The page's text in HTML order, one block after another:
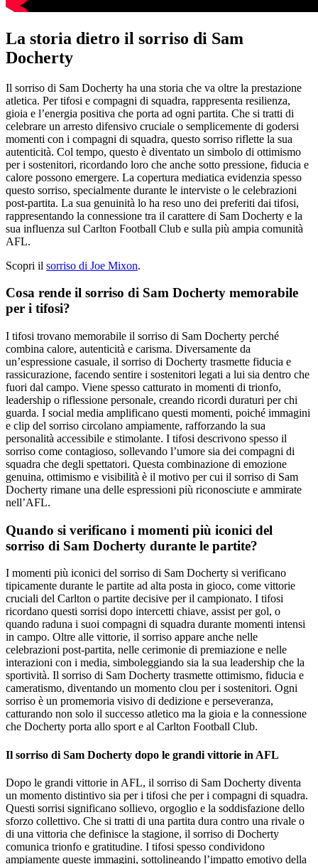
La storia dietro il sorriso di Sam
Docherty
Il sorriso di Sam Docherty ha una storia che va oltre la prestazione
atletica. Per tifosi e compagni di squadra, rappresenta resilienza,
gioia e l’energia positiva che porta ad ogni partita. Che si tratti di
celebrare un arresto difensivo cruciale o semplicemente di godersi
momenti con i compagni di squadra, questo sorriso riflette la sua
autenticità. Col tempo, questo è diventato un simbolo di ottimismo
per i sostenitori, ricordando loro che anche sotto pressione, fiducia e
calore possono emergere. La copertura mediatica evidenzia spesso
questo sorriso, specialmente durante le interviste o le celebrazioni
post-partita. La sua genuinità lo ha reso uno dei preferiti dai tifosi,
rappresentando la connessione tra il carattere di Sam Docherty e la
sua influenza sul Carlton Football Club e sulla più ampia comunità
AFL.
Scopri il sorriso di Joe Mixon.
Cosa rende il sorriso di Sam Docherty memorabile
per i tifosi?
I tifosi trovano memorabile il sorriso di Sam Docherty perché
combina calore, autenticità e carisma. Diversamente da
un’espressione casuale, il sorriso di Docherty trasmette fiducia e
rassicurazione, facendo sentire i sostenitori legati a lui sia dentro che
fuori dal campo. Viene spesso catturato in momenti di trionfo,
leadership o riflessione personale, creando ricordi duraturi per chi
guarda. I social media amplificano questi momenti, poiché immagini
e clip del sorriso circolano ampiamente, rafforzando la sua
personalità accessibile e stimolante. I tifosi descrivono spesso il
sorriso come contagioso, sollevando l’umore sia dei compagni di
squadra che degli spettatori. Questa combinazione di emozione
genuina, ottimismo e visibilità è il motivo per cui il sorriso di Sam
Docherty rimane una delle espressioni più riconosciute e ammirate
nell’AFL.
Quando si verificano i momenti più iconici del
sorriso di Sam Docherty durante le partite?
I momenti più iconici del sorriso di Sam Docherty si verificano
tipicamente durante le partite ad alta posta in gioco, come vittorie
cruciali del Carlton o partite decisive per il campionato. I tifosi
ricordano questi sorrisi dopo intercetti chiave, assist per gol, o
quando raduna i suoi compagni di squadra durante momenti intensi
in campo. Oltre alle vittorie, il sorriso appare anche nelle
celebrazioni post-partita, nelle cerimonie di premiazione e nelle
interazioni con i media, simboleggiando sia la sua leadership che la
sportività. Il sorriso di Sam Docherty trasmette ottimismo, fiducia e
cameratismo, diventando un momento clou per i sostenitori. Ogni
sorriso è un promemoria visivo di dedizione e perseveranza,
catturando non solo il successo atletico ma la gioia e la connessione
che Docherty porta allo sport e al Carlton Football Club.
Il sorriso di Sam Docherty dopo le grandi vittorie in AFL
Dopo le grandi vittorie in AFL, il sorriso di Sam Docherty diventa
un momento distintivo sia per i tifosi che per i compagni di squadra.
Questi sorrisi significano sollievo, orgoglio e la soddisfazione dello
sforzo collettivo. Che si tratti di una partita dura contro una rivale o
di una vittoria che definisce la stagione, il sorriso di Docherty
comunica trionfo e gratitudine. I tifosi spesso condividono
ampiamente queste immagini, sottolineando l’impatto emotivo della